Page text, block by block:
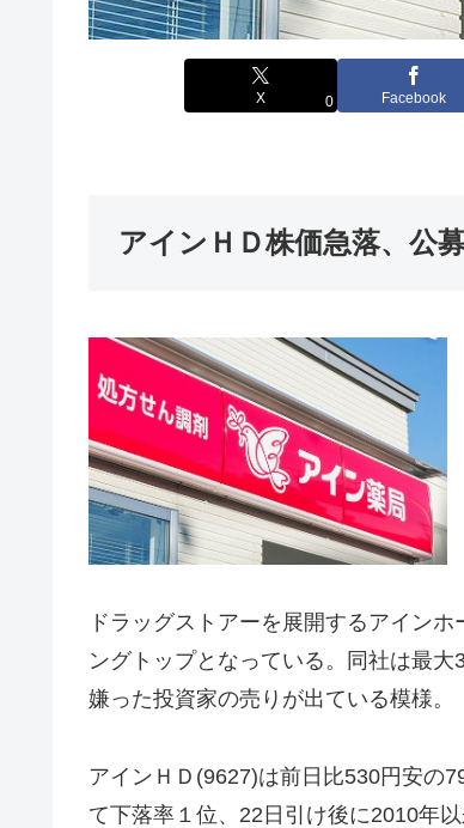
X 0 Facebook
アインＨＤ株価急落、公
ドラッグストアーを展開するアイン
ングトップとなっている。同社は最
嫌った投資家の売りが出ている模様。
アインＨＤ(9627)は前日比530円安の
て下落率１位、22日引け後に2010年